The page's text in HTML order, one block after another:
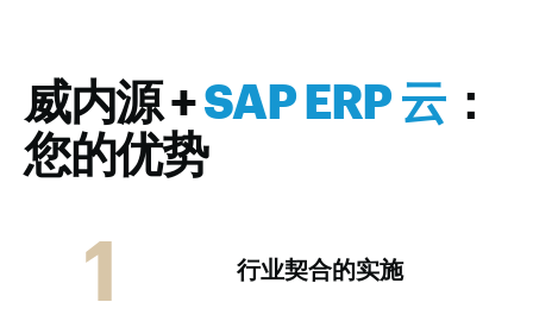
威内源 +SAP ERP 云：
您的优势
行业契合的实施
1